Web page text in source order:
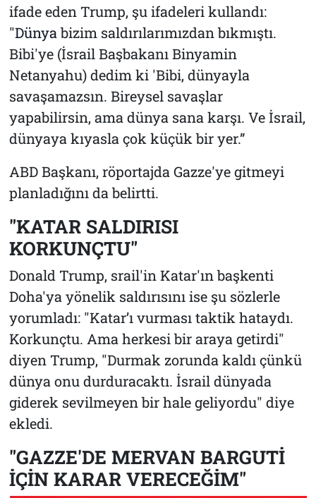
ifade eden Trump, şu ifadeleri kullandı:
"Dünyabizim saldırılarımızdan bıkmıştı.
Bibi'ye (İsrail Başbakanı Binyamin
Netanyahu) dedim ki 'Bibi, dünyayla
savaşamazsın. Bireysel savaşlar
yapabilirsin, ama dünya sana karşı. Ve İsrail,
dünyaya kıyasla çok küçük bir yer.”
ABD Başkanı, röportajda Gazze'ye gitmeyi
planladığını da belirtti.
"KATAR SALDIRISI
KORKUNÇTU"
Donald Trump, srail'in Katar'ın başkenti
Doha'ya yönelik saldırısını ise şu sözlerle
yorumladı: "Katar’ı vurması taktik hataydı.
Korkunçtu. Ama herkesi bir araya getirdi"
diyen Trump, "Durmak zorunda kaldı çünkü
dünya onu durduracaktı. İsrail dünyada
giderek sevilmeyen bir hale geliyordu" diye
ekledi.
"GAZZE'DE MERVAN BARGUTİ
İÇİN KARAR VERECEĞİM"